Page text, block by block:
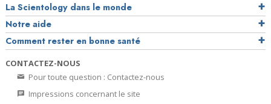
La Scientology dans le monde
Notre aide
Comment rester en bonne santé
CONTACTEZ-NOUS
Pour toute question : Contactez-nous
Impressions concernant le site